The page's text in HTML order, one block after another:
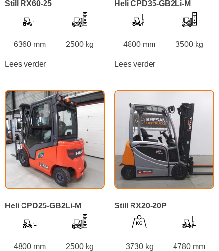
Still RX60-25
6360 mm 2500 kg
Lees verder
Heli CPD35-GB2Li-M
4800 mm 3500 kg
Lees verder
Heli CPD25-GB2Li-M
4800 mm 2500 kg
Still RX20-20P
3730 kg 4780 mm